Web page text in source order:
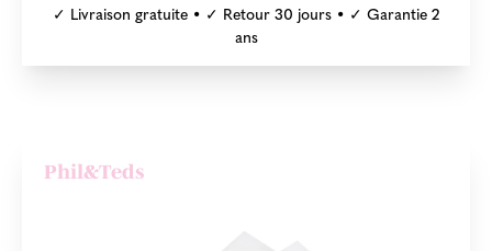
✓ Livraison gratuite • ✓ Retour 30 jours • ✓ Garantie 2
ans
Phil&Teds